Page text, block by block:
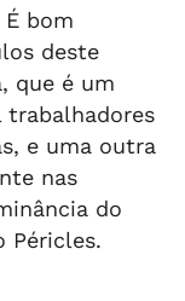
bom
deste
que é um
trabalhadores
e uma outra
nas
do
Péricles.